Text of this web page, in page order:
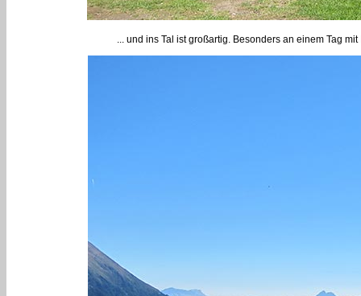
... und ins Tal ist großartig. Besonders an einem Tag